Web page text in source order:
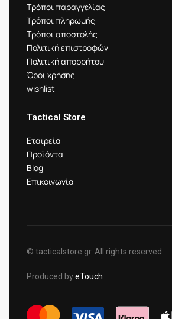
Τρόποι παραγγελίας
Τρόποι πληρωμής
Τρόποι αποστολής
Πολιτική επιστροφών
Πολιτική απορρήτου
Όροι χρήσης
wishlist
Tactical Store
Εταιρεία
Προϊόντα
Blog
Επικοινωνία
© tacticalstore.gr. All rights reserved.
Produced byeTouch